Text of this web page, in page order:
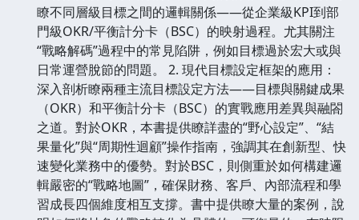
瞭不同層級目標之間的邏輯關係——從企業級KPI到部
門級OKR/平衡計分卡（BSC）的映射過程。尤其關注
“戰略解碼”過程中的常見陷阱，例如目標過於宏大或與
日常運營脫節的問題。 2. 現代目標設定框架的應用：
深入剖析瞭兩種主流目標設定方法——目標與關鍵成果
（OKR）和平衡計分卡（BSC）的實戰應用差異與融閤
之道。對於OKR，本書提供瞭詳盡的“野心設定”、“結
果量化”與“周期性迴顧”操作指南，強調其在創新型、快
速變化業務中的優勢。對於BSC，則側重於如何構建邏
輯嚴密的“戰略地圖”，確保財務、客戶、內部流程和學
習成長四個維度相互支撐。書中提供瞭大量的案例，說